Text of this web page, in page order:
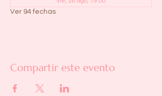
Ver 94 fechas
Compartir este evento